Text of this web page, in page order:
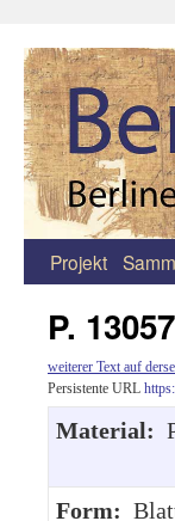
Zum
Projekt
P.
weiterer Text auf
Persistente URL
Material:
Form: